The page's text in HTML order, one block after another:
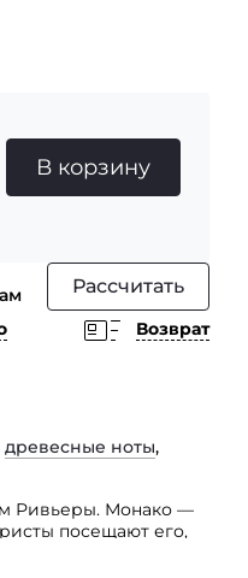
В корзину
Рассчитать
Возврат
древесные ноты,
Ривьеры. Монако —
посещают его,